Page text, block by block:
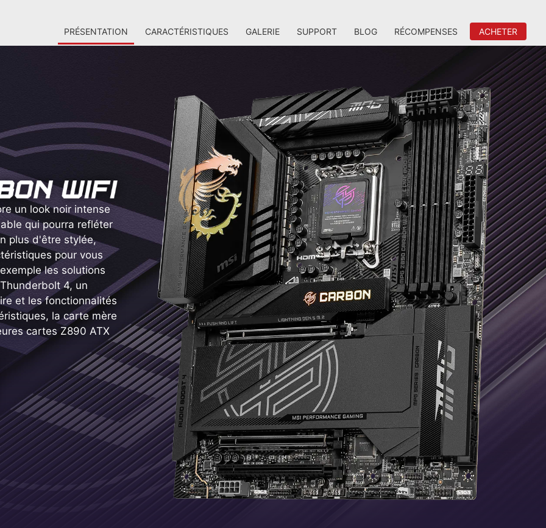
PRÉSENTATION CARACTÉRISTIQUES GALERIE SUPPORT BLOG RÉCOMPENSES ACHETER
un look noir intense
qui pourra refléter
plus d'être stylée,
pour vous
les solutions
4, un
et les fonctionnalités
la carte mère
cartes Z890 ATX